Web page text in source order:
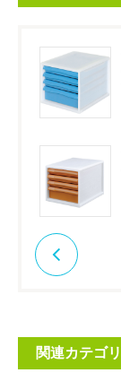
関連カテゴリ